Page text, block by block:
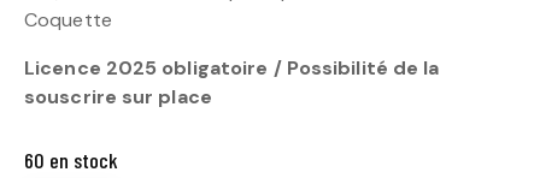
Coquette
Licence 2025 obligatoire / Possibilité de la
souscrire sur place
60 en stock